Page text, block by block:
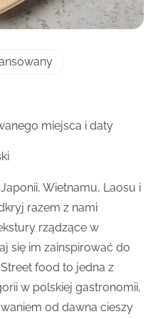
miejsca i daty
Wietnamu, Laosu i
razem z nami
rządzące w
się im zainspirować do
food to jedna z
w polskiej gastronomii,
od dawna cieszy